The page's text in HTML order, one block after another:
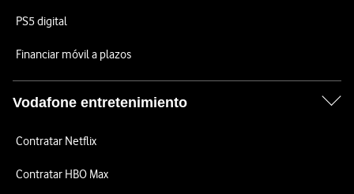
PS5 digital
Financiar móvil a plazos
Vodafone entretenimiento
Contratar Netflix
Contratar HBO Max